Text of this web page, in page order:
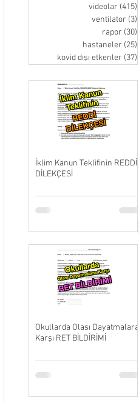
videolar (415)
ventilator (3)
rapor (30)
hastaneler (25)
kovid dışı etkenler (37)
İklim Kanun Teklifinin REDDİ
DİLEKÇESİ
Okullarda Olası Dayatmalara
Karşı RET BİLDİRİMİ